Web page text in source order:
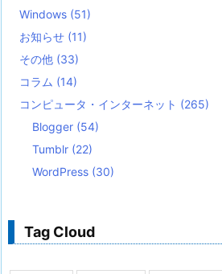
Windows (51)
お知らせ (11)
その他 (33)
コラム (14)
コンピュータ・インターネット (265)
Blogger (54)
Tumblr (22)
WordPress (30)
Tag Cloud